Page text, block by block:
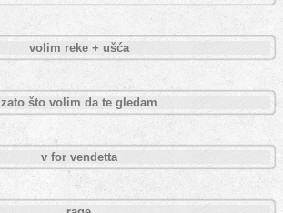
volim reke + ušća
zato što volim da te gledam
v for vendetta